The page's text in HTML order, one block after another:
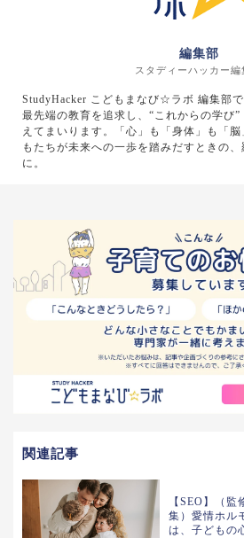
編集部
スタディーハッカー編
StudyHacker こどもまなび☆ラボ 編集部で
最先端の教育を追求し、“これからの学び
えてまいります。「心」も「身体」も「
もたちが未来への一歩を踏みだすときの
に。
関連記事
【SEO】（
集）愛情ホル
は、子どもの